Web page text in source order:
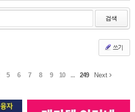
검색
쓰기
5 6 7 8 9 10 ... 249 Next